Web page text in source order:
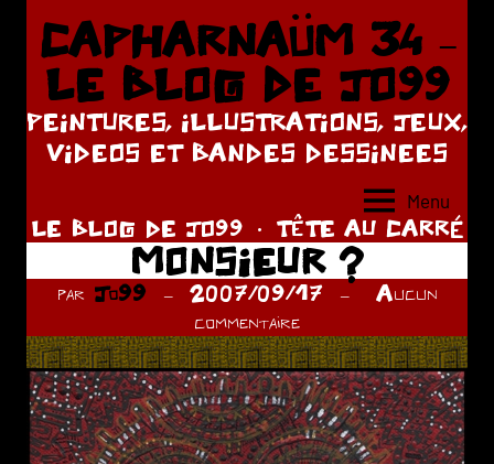
Aller
contenu
CAPHARNAÜM 34 –
LE BLOG DE JO99
PEINTURES, ILLUSTRATIONS, JEUX,
VIDEOS ET BANDES DESSINEES
Menu
LE BLOG DE JO99 TÊTE AU CARRÉ
MONSIEUR ?
par Jo99 2007/09/17
Aucun
commentaire